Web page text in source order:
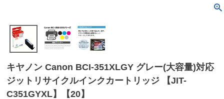
キヤノン Canon BCI-351XLGY グレー(大容量)対応
ジットリサイクルインクカートリッジ 【JIT-
C351GYXL】【20】